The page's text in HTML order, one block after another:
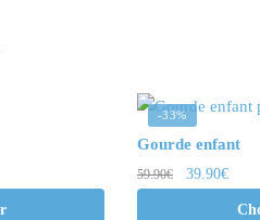
-33%
Gourde enfant
59.90€ 39.90€